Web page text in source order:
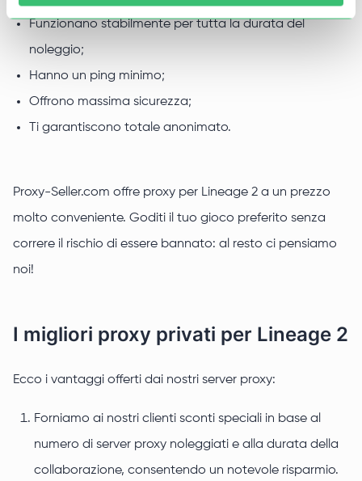
Funzionano stabilmente per tutta la durata del
noleggio;
Hanno un ping minimo;
Offrono massima sicurezza;
Ti garantiscono totale anonimato.
Proxy-Seller.com offre proxy per Lineage 2 a un prezzo
molto conveniente. Goditi il tuo gioco preferito senza
correre il rischio di essere bannato: al resto ci pensiamo
noi!
I migliori proxy privati per Lineage 2
Ecco i vantaggi offerti dai nostri server proxy:
Forniamo ai nostri clienti sconti speciali in base al
numero di server proxy noleggiati e alla durata della
collaborazione, consentendo un notevole risparmio.